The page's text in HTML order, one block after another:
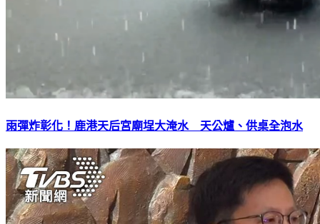
雨彈炸彰化！鹿港天后宮廟埕大淹水 天公爐、供桌全泡水